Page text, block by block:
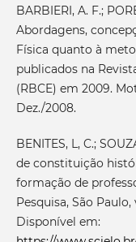
BARBIERI, A. F.;
Abordagens,
Física quanto à
publicados na
(RBCE) em 2009.
Dez./2008.
BENITES, L, C.;
de constituição
formação de
Pesquisa, São
Disponível em: